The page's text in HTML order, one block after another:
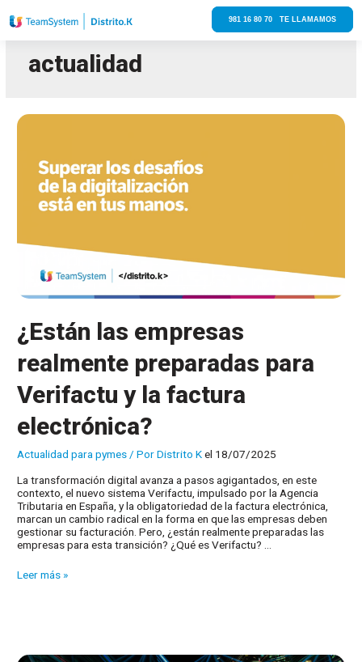
981 16 80 70 TE LLAMAMOS
actualidad
¿Están las empresas
realmente preparadas para
Verifactu y la factura
electrónica?
Actualidad para pymes / PorDistrito Kel 18/07/2025
La transformación digital avanza a pasos agigantados, en este
contexto, el nuevo sistema Verifactu, impulsado por la Agencia
Tributaria en España, y la obligatoriedad de la factura electrónica,
marcan un cambio radical en la forma en que las empresas deben
gestionar su facturación. Pero, ¿están realmente preparadas las
empresas para esta transición? ¿Qué es Verifactu? …
¿Están
Verifactu
Leer más »